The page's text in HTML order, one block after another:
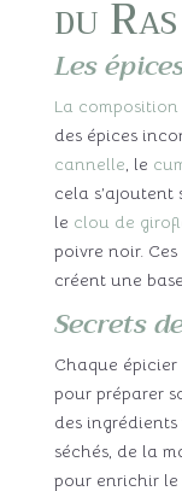
du
Les
La
des épices
cannelle, le
cela s’ajoutent
le clou de
poivre noir.
créent une
Secrets
Chaque épicier
pour préparer
des ingrédients
séchés, de la
pour enrichir le